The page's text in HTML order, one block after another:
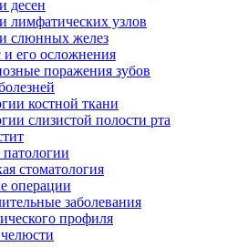
десен
лимфатических узлов
слюнных желез
и его осложнения
поражения зубов
костной ткани
слизистой полости рта
стоматология
операции
заболевания
профиля